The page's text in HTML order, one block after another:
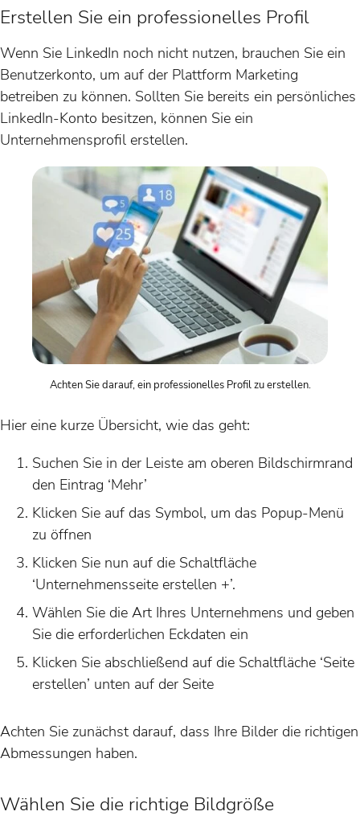
Erstellen Sie ein professionelles Profil
Wenn Sie LinkedIn noch nicht nutzen, brauchen Sie ein
Benutzerkonto, um auf der Plattform Marketing
betreiben zu können. Sollten Sie bereits ein persönliches
LinkedIn-Konto besitzen, können Sie ein
Unternehmensprofil erstellen.
Achten Sie darauf, ein professionelles Profil zu erstellen.
Hier eine kurze Übersicht, wie das geht:
Suchen Sie in der Leiste am oberen Bildschirmrand
den Eintrag ‘Mehr’
Klicken Sie auf das Symbol, um das Popup-Menü
zu öffnen
Klicken Sie nun auf die Schaltfläche
‘Unternehmensseite erstellen +’.
Wählen Sie die Art Ihres Unternehmens und geben
Sie die erforderlichen Eckdaten ein
Klicken Sie abschließend auf die Schaltfläche ‘Seite
erstellen’ unten auf der Seite
Achten Sie zunächst darauf, dass Ihre Bilder die richtigen
Abmessungen haben.
Wählen Sie die richtige Bildgröße